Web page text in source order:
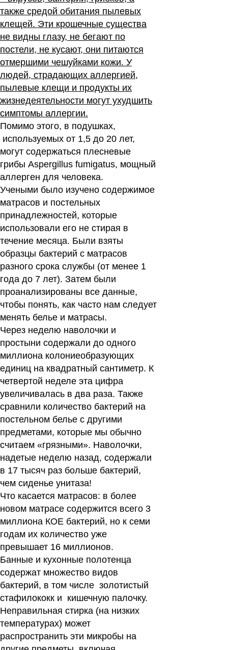
также средой обитания пылевых
клещей. Эти крошечные существа
не видны глазу, не бегают по
постели, не кусают, они питаются
отмершими чешуйками кожи. У
людей, страдающих аллергией,
пылевые клещи и продукты их
жизнедеятельности могут ухудшить
симптомы аллергии.
Помимо этого, в подушках,
используемых от 1,5 до 20 лет,
могут содержаться плесневые
грибы Aspergillus fumigatus, мощный
аллерген для человека.
Учеными было изучено содержимое
матрасов и постельных
принадлежностей, которые
использовали его не стирая в
течение месяца. Были взяты
образцы бактерий с матрасов
разного срока службы (от менее 1
года до 7 лет). Затем были
проанализированы все данные,
чтобы понять, как часто нам следует
менять белье и матрасы.
Через неделю наволочки и
простыни содержали до одного
миллиона колониеобразующих
единиц на квадратный сантиметр. К
четвертой неделе эта цифра
увеличивалась в два раза. Также
сравнили количество бактерий на
постельном белье с другими
предметами, которые мы обычно
считаем «грязными». Наволочки,
надетые неделю назад, содержали
в 17 тысяч раз больше бактерий,
чем сиденье унитаза!
Что касается матрасов: в более
новом матрасе содержится всего 3
миллиона КОЕ бактерий, но к семи
годам их количество уже
превышает 16 миллионов.
Банные и кухонные полотенца
содержат множество видов
бактерий, в том числе золотистый
стафилококк и кишечную палочку.
Неправильная стирка (на низких
температурах) может
распространить эти микробы на